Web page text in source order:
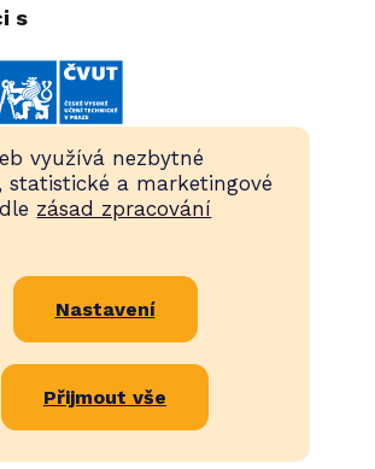
využívá nezbytné
statistické a marketingové
zásad zpracování
Nastavení
Přijmout vše
s